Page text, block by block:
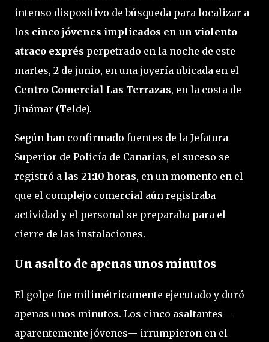
intenso dispositivo de búsqueda para localizar a
los cinco jóvenes implicados en un violento
atraco exprés perpetrado en la noche de este
martes, 2 de junio, en una joyería ubicada en el
Centro Comercial Las Terrazas, en la costa de
Jinámar (Telde).
Según han confirmado fuentes de la Jefatura
Superior de Policía de Canarias, el suceso se
registró a las 21:10 horas, en un momento en el
que el complejo comercial aún registraba
actividad y el personal se preparaba para el
cierre de las instalaciones.
Un asalto de apenas unos minutos
El golpe fue milimétricamente ejecutado y duró
apenas unos minutos. Los cinco asaltantes —
aparentemente jóvenes— irrumpieron en el